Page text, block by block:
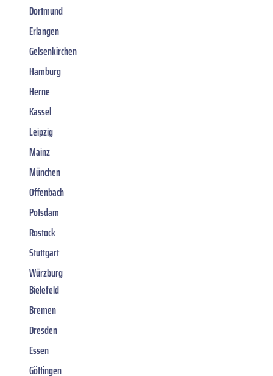
Dortmund
Erlangen
Gelsenkirchen
Hamburg
Herne
Kassel
Leipzig
Mainz
München
Offenbach
Potsdam
Rostock
Stuttgart
Würzburg
Bielefeld
Bremen
Dresden
Essen
Göttingen